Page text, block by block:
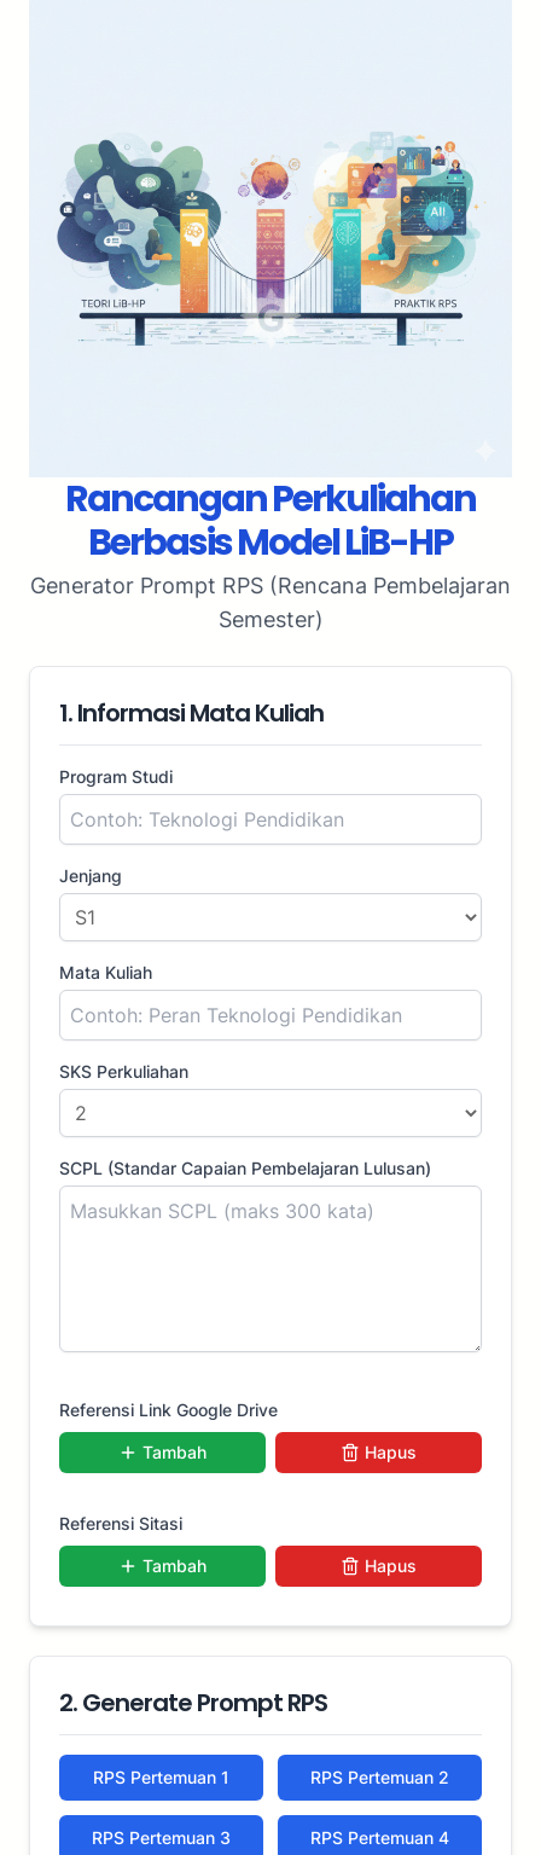
Rancangan Perkuliahan
Berbasis Model LiB-HP
Generator Prompt RPS (Rencana Pembelajaran
Semester)
1. Informasi Mata Kuliah
Program Studi
Jenjang
Mata Kuliah
SKS Perkuliahan
SCPL (Standar Capaian Pembelajaran Lulusan)
Referensi Link Google Drive
Tambah Hapus
Referensi Sitasi
Tambah Hapus
2. Generate Prompt RPS
RPS Pertemuan 1 RPS Pertemuan 2
RPS Pertemuan 3 RPS Pertemuan 4